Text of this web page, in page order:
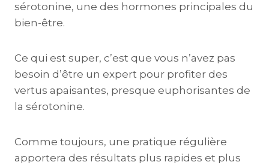
sérotonine, une des hormones principales du
bien-être.
Ce qui est super, c’est que vous n’avez pas
besoin d’être un expert pour profiter des
vertus apaisantes, presque euphorisantes de
la sérotonine.
Comme toujours, une pratique régulière
apportera des résultats plus rapides et plus